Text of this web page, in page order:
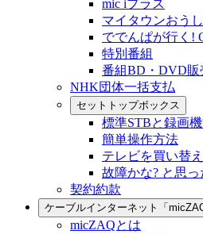
mic iプラス
マイタウンおう
ででんぱが行く!
特別番組
番組BD・DVD販
NHK団体一括支払
セットトップボックス
標準STBと録画
簡単操作方法
テレビを買い替
故障かな? と思っ
契約約款
ケーブルインターネット「
micZAQとは